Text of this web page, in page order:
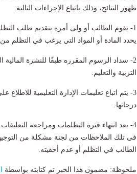
ظهور النتائج، وذلك باتباع الإجراءات التالية:
1- يقوم الطالب أو ولى أمره بتقديم طلب
يحدد المادة أو المواد التي يرغب في التظلم من
2- سداد الرسوم المقرره طبقًا للنشرة المالية
التربية والتعليم.
3- يتم اتباع تعليمات الإدارة التعليمية
درجاتها.
4- بعد انتهاء فترة التظلمات ومراجعة
فى تلك الملاحظات من لجنة مشكلة من
الطالب في التظلم أو عدم أحقيته.
ملحوظة: مضمون هذا الخبر تم كتابته بواسطة